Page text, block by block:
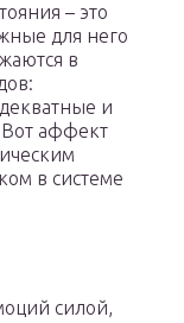
– это
для него
в
и
Вот аффект
в системе
силой,